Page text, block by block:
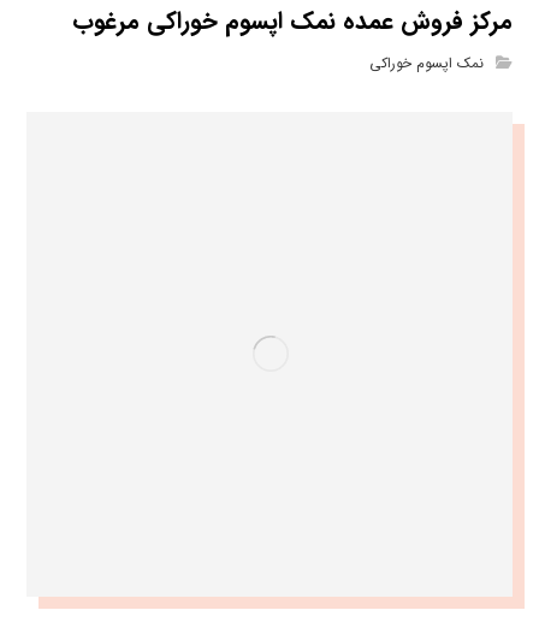
مرکز فروش عمده نمک اپسوم خوراکی مرغوب
نمک اپسوم خوراکی